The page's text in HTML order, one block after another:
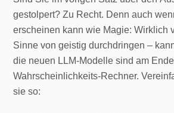
gestolpert? Zu Recht. Denn auch
erscheinen kann wie Magie: Wirklich
Sinne von geistig durchdringen –
die neuen LLM-Modelle sind am
Wahrscheinlichkeits-Rechner.
sie so: